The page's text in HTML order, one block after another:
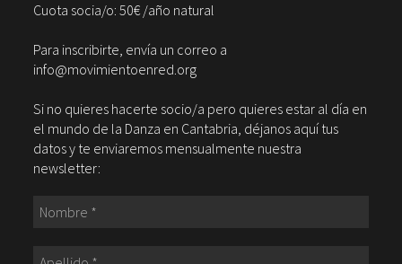
Cuota socia/o: 50€ /año natural
Para inscribirte, envía un correo a
info@movimientoenred.org
Si no quieres hacerte socio/a pero quieres estar al día en
el mundo de la Danza en Cantabria, déjanos aquí tus
datos y te enviaremos mensualmente nuestra
newsletter: